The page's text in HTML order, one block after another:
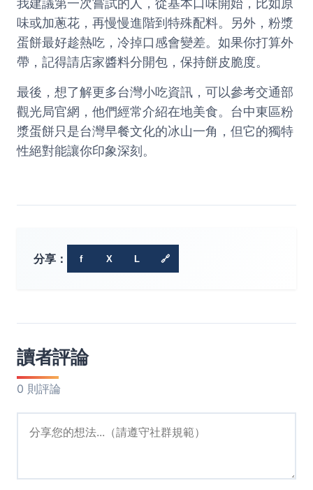
我建議第一次嘗試的人，從基本口味開始，比如原
味或加蔥花，再慢慢進階到特殊配料。另外，粉漿
蛋餅最好趁熱吃，冷掉口感會變差。如果你打算外
帶，記得請店家醬料分開包，保持餅皮脆度。
最後，想了解更多台灣小吃資訊，可以參考交通部
觀光局官網 ，他們經常介紹在地美食。台中東區粉
漿蛋餅只是台灣早餐文化的冰山一角，但它的獨特
性絕對能讓你印象深刻。
分享： f X L 🔗
讀者評論
0 則評論